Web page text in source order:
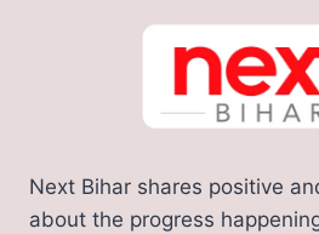
Next Bihar shares positive
about the progress